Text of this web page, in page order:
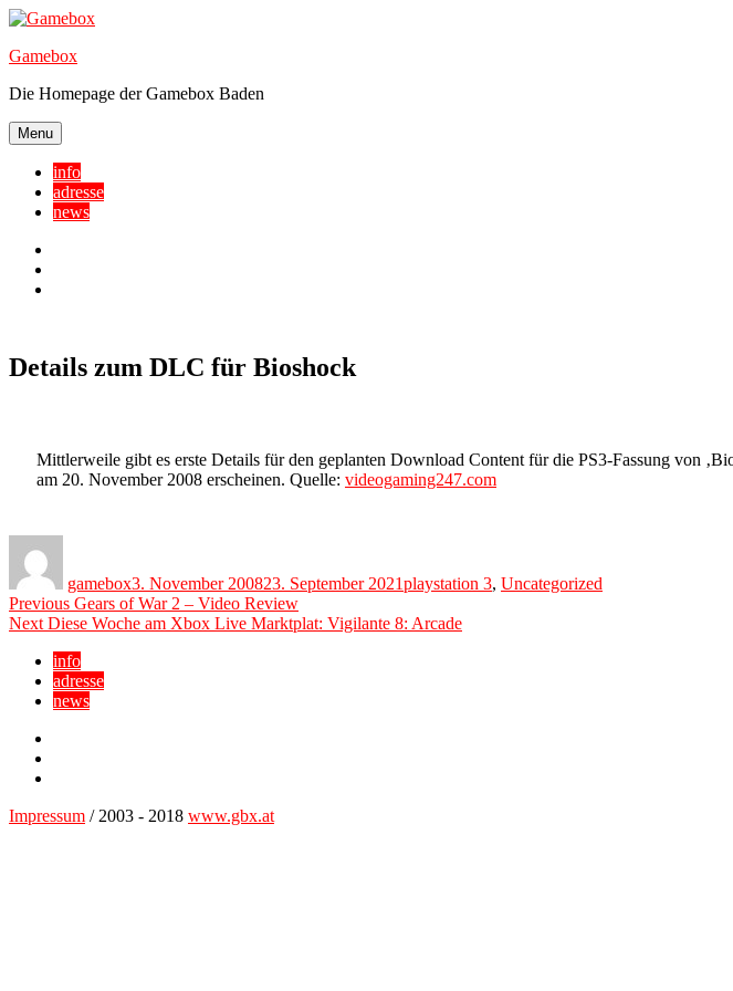
Skip
content
Gamebox
Die Homepage der Gamebox Baden
Menu
info
adresse
news
Details zum DLC für Bioshock
Mittlerweile gibt es erste Details für den geplanten Download Content für die PS3-Fassung von
am 20. November 2008 erscheinen. Quelle: videogaming247.com
gamebox3. November 200823. September 2021playstation 3, Uncategorized
Beitragsnavigation
Previous Previous
post:
Gears of War 2 – Video Review
Next Next
Diese Woche am Xbox Live Marktplat: Vigilante 8: Arcade
info
adresse
news
Impressum / 2003 - 2018 www.gbx.at